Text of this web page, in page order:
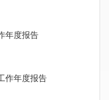
年度报告
作年度报告